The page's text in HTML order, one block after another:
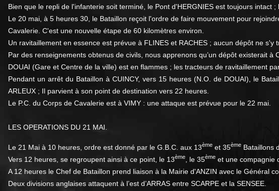
Bien que le repli de l'infanterie soit terminé, le Pont d'HERGNIES est toujours
Le 20 mai, à 5 heures 30, le Bataillon reçoit l'ordre de faire mouvement pour
Cavalerie. C'est une nouvelle étape de 60 kilomètres environ.
Un ravitaillement en essence est prévue à FLINES et RACHES ; aucun dépôt ne s'y
Par des renseignements obtenus de civils, nous apprenons qu’un dépôt existerait à
DOUAI (Gare et Centre de la ville) est en flammes ; les tracteurs de ravitaillement
Pendant un arrêt du Bataillon à CUINCY, vers 15 heures (N.O. de DOUAI), le
ARLEUX ; Il parvient à son point de destination vers 22 heures.
Le P.C. du Corps de Cavalerie est à VIMY : une attaque est prévue pour le 22 mai.
LES OPERATIONS DU 21 MAI.
Le 21 Mai à 10 heures, ordre est donné par le G.B.C. aux 13ème et 35ème Bataillons
Vers 12 heures, se regroupent ainsi à ce point, le 13ème , le 35ème et une compagnie
A 12 heures le Chef de Bataillon prend liaison à la Mairie d'ANZIN avec le Général
Deux divisions anglaises attaquent à l’est d’ARRAS entre SCARPE et la SENSEE.